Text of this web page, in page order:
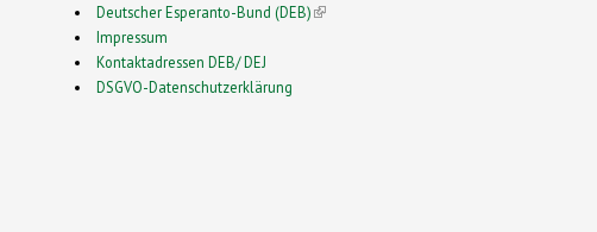
Deutscher Esperanto-Bund (DEB)(link is external)
Impressum
Kontaktadressen DEB/ DEJ
DSGVO-Datenschutzerklärung